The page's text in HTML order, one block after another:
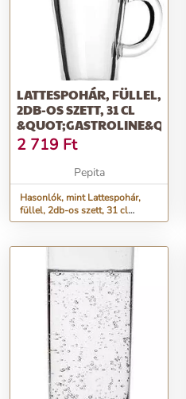
LATTESPOHÁR, FÜLLEL,
2DB-OS SZETT, 31 CL
&QUOT;GASTROLINE&QUOT;
2 719 Ft
Pepita
Hasonlók, mint Lattespohár,
füllel, 2db-os szett, 31 cl
&quot;GastroLine&quot;